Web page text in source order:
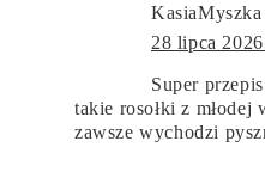
KasiaMyszka
28 lipca
Super
takie rosołki z młodej
zawsze wychodzi